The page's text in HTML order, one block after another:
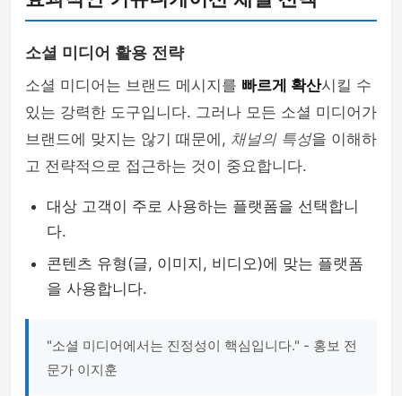
소셜 미디어 활용 전략
소셜 미디어는 브랜드 메시지를 빠르게 확산시킬 수
있는 강력한 도구입니다. 그러나 모든 소셜 미디어가
브랜드에 맞지는 않기 때문에, 채널의 특성을 이해하
고 전략적으로 접근하는 것이 중요합니다.
대상 고객이 주로 사용하는 플랫폼을 선택합니
다.
콘텐츠 유형(글, 이미지, 비디오)에 맞는 플랫폼
을 사용합니다.
"소셜 미디어에서는 진정성이 핵심입니다." - 홍보 전
문가 이지훈